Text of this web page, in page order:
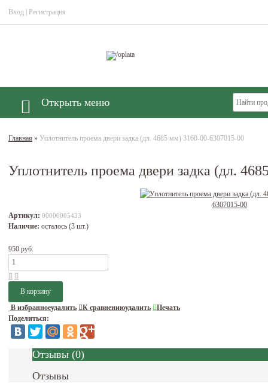
Вход Регистрация
Открыть меню
Главная » Уплотнитель проема двери задка (дл. 4685 мм) 3160-00-6307015-00
Уплотнитель проема двери задка (дл.
Артикул: 00000005433
Наличие: осталось (3 шт.)
950 руб.
В избранноеудалить К сравнениюудалить
Печать
Поделиться:
Отзывы (0)
Отзывы